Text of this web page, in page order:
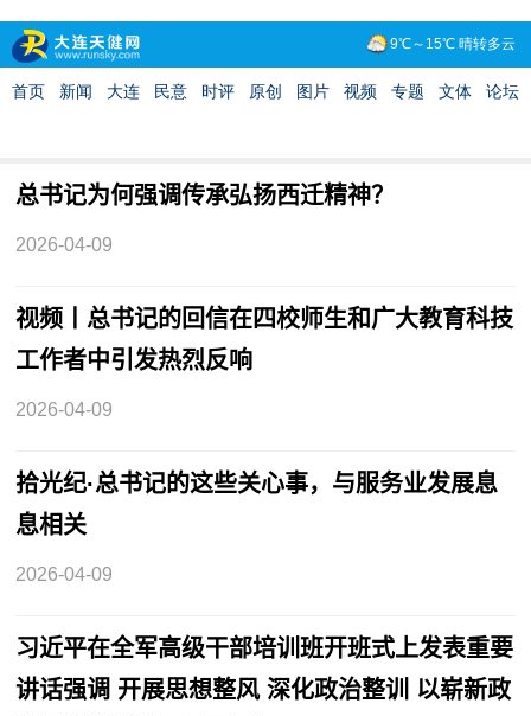
总书记为何强调传承弘扬西迁精神？
2026-04-09
视频丨总书记的回信在四校师生和广大教育科技
工作者中引发热烈反响
2026-04-09
拾光纪·总书记的这些关心事，与服务业发展息
息相关
2026-04-09
习近平在全军高级干部培训班开班式上发表重要
讲话强调 开展思想整风 深化政治整训 以崭新政